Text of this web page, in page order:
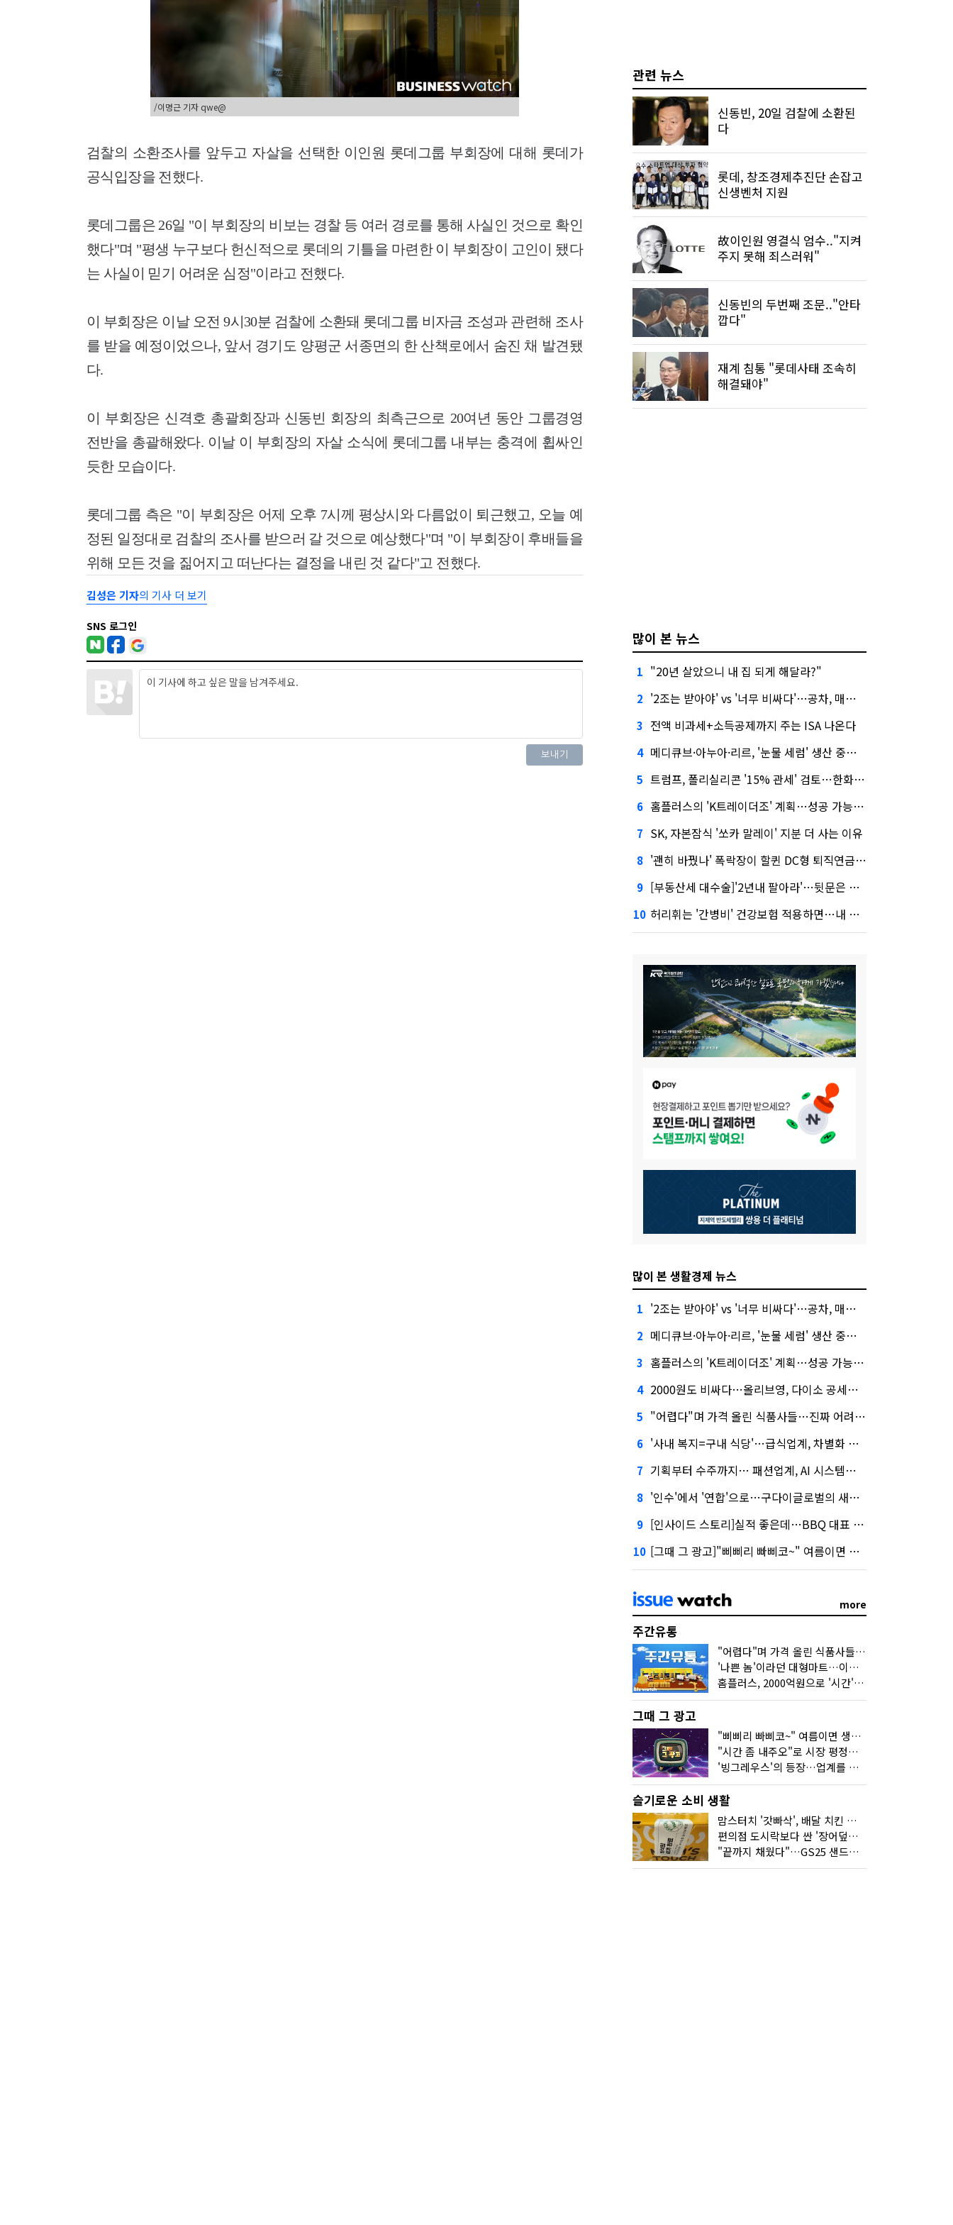
/이명근 기자 qwe@
검찰의 소환조사를 앞두고 자살을 선택한 이인원 롯데그룹 부회장에 대해 롯데가
공식입장을 전했다.
롯데그룹은 26일 "이 부회장의 비보는 경찰 등 여러 경로를 통해 사실인 것으로 확인
했다"며 "평생 누구보다 헌신적으로 롯데의 기틀을 마련한 이 부회장이 고인이 됐다
는 사실이 믿기 어려운 심정"이라고 전했다.
이 부회장은 이날 오전 9시30분 검찰에 소환돼 롯데그룹 비자금 조성과 관련해 조사
를 받을 예정이었으나, 앞서 경기도 양평군 서종면의 한 산책로에서 숨진 채 발견됐
다.
이 부회장은 신격호 총괄회장과 신동빈 회장의 최측근으로 20여년 동안 그룹경영
전반을 총괄해왔다. 이날 이 부회장의 자살 소식에 롯데그룹 내부는 충격에 휩싸인
듯한 모습이다.
롯데그룹 측은 "이 부회장은 어제 오후 7시께 평상시와 다름없이 퇴근했고, 오늘 예
정된 일정대로 검찰의 조사를 받으러 갈 것으로 예상했다"며 "이 부회장이 후배들을
위해 모든 것을 짊어지고 떠난다는 결정을 내린 것 같다"고 전했다.
김성은 기자의 기사 더 보기
SNS 로그인
관련 뉴스
신동빈, 20일 검찰에 소환된
다
롯데, 창조경제추진단 손잡고
신생벤처 지원
故이인원 영결식 엄수.."지켜
주지 못해 죄스러워"
신동빈의 두번째 조문.."안타
깝다"
재계 침통 "롯데사태 조속히
해결돼야"
많이 본 뉴스
1 "20년 살았으니 내 집 되게 해달라?"
2 '2조는 받아야' vs '너무 비싸다'…공차, 매각 성공할까
3 전액 비과세+소득공제까지 주는 ISA 나온다
4 메디큐브·아누아·리르, '눈물 세럼' 생산 중단한다
5 트럼프, 폴리실리콘 '15% 관세' 검토…한화큐셀·OCI 영향은?
6 홈플러스의 'K트레이더조' 계획…성공 가능성은 '글쎄'
7 SK, 자본잠식 '쏘카 말레이' 지분 더 사는 이유
8 '괜히 바꿨나' 폭락장이 할퀸 DC형 퇴직연금…전문가 조언은
9 [부동산세 대수술]'2년내 팔아라'…뒷문은 열었다
10 허리휘는 '간병비' 건강보험 적용하면…내 간병보험은?
많이 본 생활경제 뉴스
1 '2조는 받아야' vs '너무 비싸다'…공차, 매각 성공할까
2 메디큐브·아누아·리르, '눈물 세럼' 생산 중단한다
3 홈플러스의 'K트레이더조' 계획…성공 가능성은 '글쎄'
4 2000원도 비싸다…올리브영, 다이소 공세에 '가성비'로 맞불
5 "어렵다"며 가격 올린 식품사들…진짜 어려운 거 맞아?
6 '사내 복지=구내 식당'…급식업계, 차별화 경쟁 본격화
7 기획부터 수주까지… 패션업계, AI 시스템화 박차
8 '인수'에서 '연합'으로…구다이글로벌의 새로운 투자법
9 [인사이드 스토리]실적 좋은데…BBQ 대표 '파리목숨'된 이유
10 [그때 그 광고]"삐삐리 빠삐코~" 여름이면 생각나는 그 노래
more
주간유통
"어렵다"며 가격 올린 식품사들…진짜 어려운 거 맞아?
'나쁜 놈'이라던 대형마트…이젠 '불쌍한 놈' 됐다
홈플러스, 2000억원으로 '시간'을 샀다
그때 그 광고
"삐삐리 빠삐코~" 여름이면 생각나는 그 노래
"시간 좀 내주오"로 시장 평정한 하이마트
'빙그레우스'의 등장…업계를 흔든 '세계관' 마케팅
슬기로운 소비 생활
맘스터치 '갓빠삭', 배달 치킨 선입견을 바꿨다
편의점 도시락보다 싼 '장어덮밥'…오뚜기가 해냈다
"끝까지 채웠다"…GS25 샌드위치의 달라진 '속'사정